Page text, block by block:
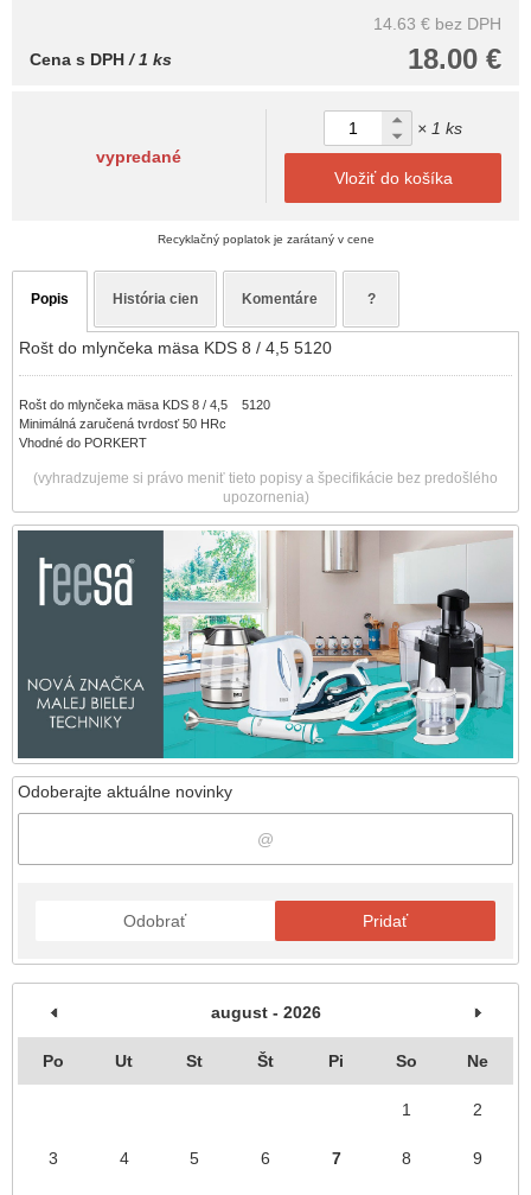
Odoberajte aktuálne novinky
Odobrať Pridať
august - 2026
Po Ut St Št Pi So Ne
1 2
3 4 5 6 7 8 9
14.63 € bez DPH
18.00 €
Cena s DPH/ 1 ks
vypredané
× 1 ks
Vložiť do košíka
Recyklačný poplatok je zarátaný v cene
Popis História cien Komentáre ?
Rošt do mlynčeka mäsa KDS 8 / 4,5 5120
Rošt do mlynčeka mäsa KDS 8 / 4,5 5120
Minimálná zaručená tvrdosť 50 HRc
Vhodné do PORKERT
(vyhradzujeme si právo meniť tieto popisy a špecifikácie bez predošlého
upozornenia)